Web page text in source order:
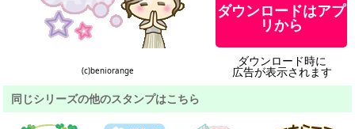
(c)beniorange
ダウンロードはアプ
リから
ダウンロード時に
広告が表示されます
同じシリーズの他のスタンプはこちら